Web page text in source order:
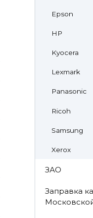
Epson
HP
Kyocera
Lexmark
Panasonic
Ricoh
Samsung
Xerox
ЗАО
Заправка